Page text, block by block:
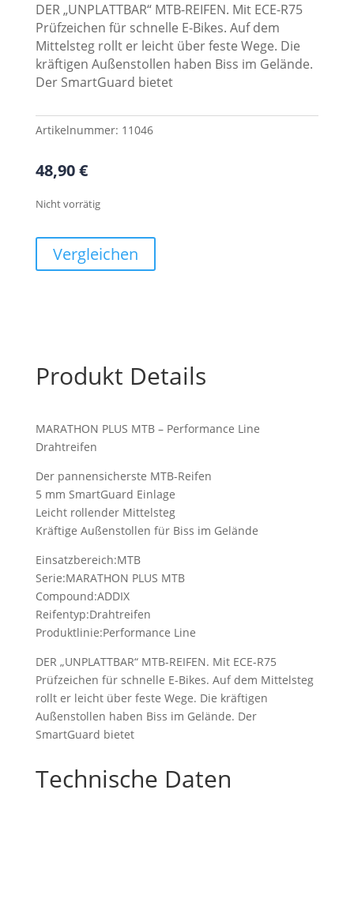
DER „UNPLATTBAR“ MTB-REIFEN. Mit ECE-R75
Prüfzeichen für schnelle E-Bikes. Auf dem
Mittelsteg rollt er leicht über feste Wege. Die
kräftigen Außenstollen haben Biss im Gelände.
Der SmartGuard bietet
Artikelnummer: 11046
48,90€
Nicht vorrätig
Vergleichen
Produkt Details
MARATHON PLUS MTB – Performance Line
Drahtreifen
Der pannensicherste MTB-Reifen
5 mm SmartGuard Einlage
Leicht rollender Mittelsteg
Kräftige Außenstollen für Biss im Gelände
Einsatzbereich:MTB
Serie:MARATHON PLUS MTB
Compound:ADDIX
Reifentyp:Drahtreifen
Produktlinie:Performance Line
DER „UNPLATTBAR“ MTB-REIFEN. Mit ECE-R75
Prüfzeichen für schnelle E-Bikes. Auf dem Mittelsteg
rollt er leicht über feste Wege. Die kräftigen
Außenstollen haben Biss im Gelände. Der
SmartGuard bietet
Technische Daten